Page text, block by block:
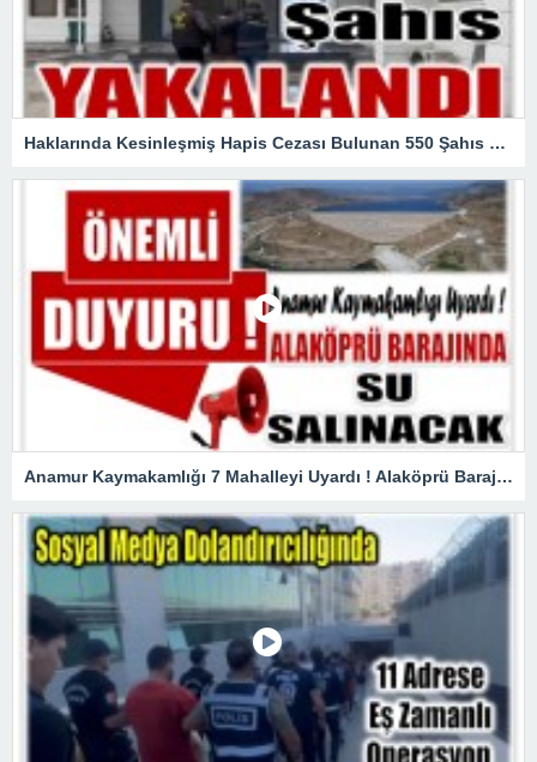
Haklarında Kesinleşmiş Hapis Cezası Bulunan 550 Şahıs Yakalandı
Anamur Kaymakamlığı 7 Mahalleyi Uyardı ! Alaköprü Barajından Su Salınacak